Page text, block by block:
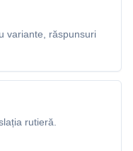
variante, răspunsuri
rutieră.